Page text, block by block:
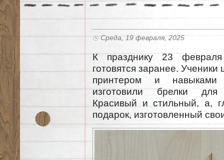
Среда, 19 февраля, 2025
К празднику 23
готовятся заранее.
принтером и
изготовили брелки для
Красивый и стильный, а,
подарок, изготовленный